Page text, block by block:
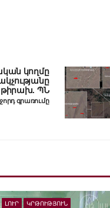
կողմը
թիրախ. ՊՆ
գրառումը
ԼՈՒՐ ԿՐԹՈՒԹՅՈՒՆ